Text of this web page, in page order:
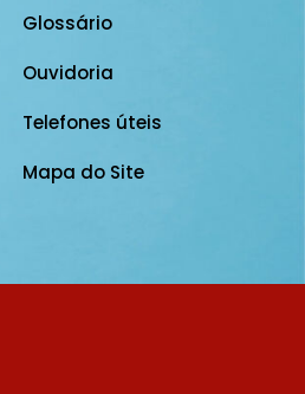
Glossário
Ouvidoria
Telefones úteis
Mapa do Site